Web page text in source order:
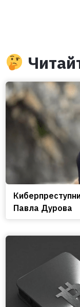
Павла Дурова